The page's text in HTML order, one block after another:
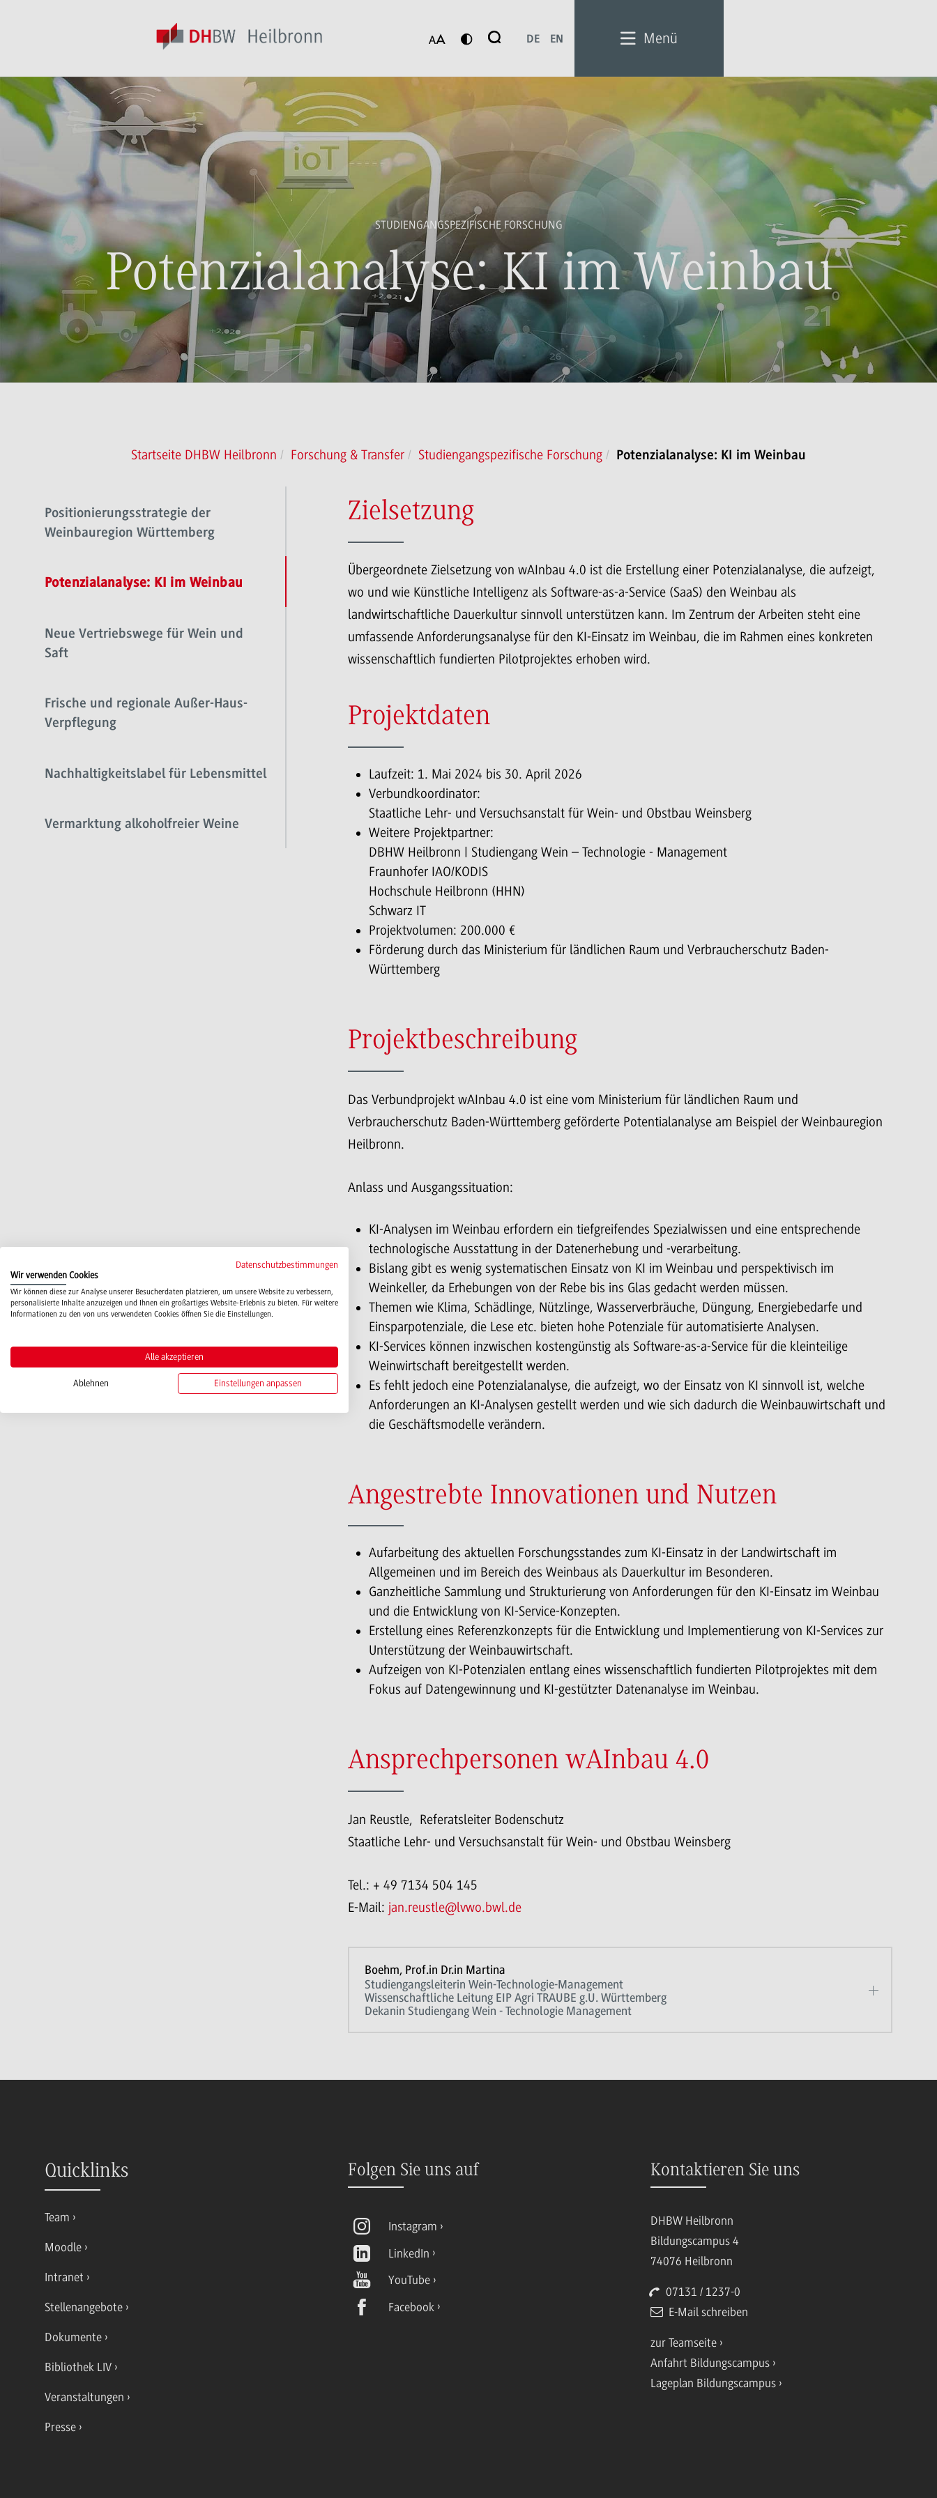
Suche
DE EN Menü
STUDIENGANGSPEZIFISCHE FORSCHUNG
Potenzialanalyse: KI im Weinbau
Startseite DHBW Heilbronn Forschung & Transfer Studiengangspezifische Forschung Potenzialanalyse: KI im Weinbau
Positionierungsstrategie der
Weinbauregion Württemberg
Potenzialanalyse: KI im Weinbau
Neue Vertriebswege für Wein und
Saft
Frische und regionale Außer-Haus-
Verpflegung
Nachhaltigkeitslabel für Lebensmittel
Vermarktung alkoholfreier Weine
Zielsetzung
Übergeordnete Zielsetzung von wAInbau 4.0 ist die Erstellung einer Potenzialanalyse, die aufzeigt,
wo und wie Künstliche Intelligenz als Software-as-a-Service (SaaS) den Weinbau als
landwirtschaftliche Dauerkultur sinnvoll unterstützen kann. Im Zentrum der Arbeiten steht eine
umfassende Anforderungsanalyse für den KI-Einsatz im Weinbau, die im Rahmen eines konkreten
wissenschaftlich fundierten Pilotprojektes erhoben wird.
Projektdaten
Laufzeit: 1. Mai 2024 bis 30. April 2026
Verbundkoordinator:
Staatliche Lehr- und Versuchsanstalt für Wein- und Obstbau Weinsberg
Weitere Projektpartner:
DBHW Heilbronn | Studiengang Wein – Technologie - Management
Fraunhofer IAO/KODIS
Hochschule Heilbronn (HHN)
Schwarz IT
Projektvolumen: 200.000 €
Förderung durch das Ministerium für ländlichen Raum und Verbraucherschutz Baden-
Württemberg
Projektbeschreibung
Das Verbundprojekt wAInbau 4.0 ist eine vom Ministerium für ländlichen Raum und
Verbraucherschutz Baden-Württemberg geförderte Potentialanalyse am Beispiel der Weinbauregion
Heilbronn.
Anlass und Ausgangssituation:
KI-Analysen im Weinbau erfordern ein tiefgreifendes Spezialwissen und eine entsprechende
technologische Ausstattung in der Datenerhebung und -verarbeitung.
Bislang gibt es wenig systematischen Einsatz von KI im Weinbau und perspektivisch im
Weinkeller, da Erhebungen von der Rebe bis ins Glas gedacht werden müssen.
Themen wie Klima, Schädlinge, Nützlinge, Wasserverbräuche, Düngung, Energiebedarfe und
Einsparpotenziale, die Lese etc. bieten hohe Potenziale für automatisierte Analysen.
KI-Services können inzwischen kostengünstig als Software-as-a-Service für die kleinteilige
Weinwirtschaft bereitgestellt werden.
Es fehlt jedoch eine Potenzialanalyse, die aufzeigt, wo der Einsatz von KI sinnvoll ist, welche
Anforderungen an KI-Analysen gestellt werden und wie sich dadurch die Weinbauwirtschaft und
die Geschäftsmodelle verändern.
Angestrebte Innovationen und Nutzen
Aufarbeitung des aktuellen Forschungsstandes zum KI-Einsatz in der Landwirtschaft im
Allgemeinen und im Bereich des Weinbaus als Dauerkultur im Besonderen.
Ganzheitliche Sammlung und Strukturierung von Anforderungen für den KI-Einsatz im Weinbau
und die Entwicklung von KI-Service-Konzepten.
Erstellung eines Referenzkonzepts für die Entwicklung und Implementierung von KI-Services zur
Unterstützung der Weinbauwirtschaft.
Aufzeigen von KI-Potenzialen entlang eines wissenschaftlich fundierten Pilotprojektes mit dem
Fokus auf Datengewinnung und KI-gestützter Datenanalyse im Weinbau.
Ansprechpersonen wAInbau 4.0
Jan Reustle, Referatsleiter Bodenschutz
Staatliche Lehr- und Versuchsanstalt für Wein- und Obstbau Weinsberg
Tel.: + 49 7134 504 145
E-Mail: jan.reustle@lvwo.bwl.de
Boehm, Prof.in Dr.in Martina
Studiengangsleiterin Wein-Technologie-Management
Wissenschaftliche Leitung EIP Agri TRAUBE g.U. Württemberg
Dekanin Studiengang Wein - Technologie Management
Quicklinks
Team
Moodle
Intranet
Stellenangebote
Dokumente
Bibliothek LIV
Veranstaltungen
Presse
Folgen Sie uns auf
Instagram
LinkedIn
YouTube
Facebook
Kontaktieren Sie uns
DHBW Heilbronn
Bildungscampus 4
74076 Heilbronn
07131 / 1237-0
E-Mail schreiben
zur Teamseite
Anfahrt Bildungscampus
Lageplan Bildungscampus
Datenschutzbestimmungen
Wir verwenden Cookies
Wir können diese zur Analyse unserer Besucherdaten platzieren, um unsere Website zu verbessern,
personalisierte Inhalte anzuzeigen und Ihnen ein großartiges Website-Erlebnis zu bieten. Für weitere
Informationen zu den von uns verwendeten Cookies öffnen Sie die Einstellungen.
Alle akzeptieren
Ablehnen Einstellungen anpassen